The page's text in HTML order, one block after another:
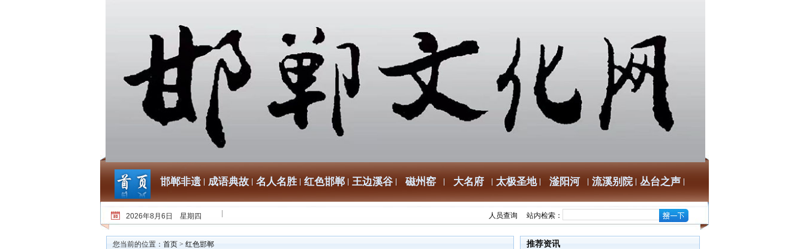
邯郸非遗 成语典故 名人名胜 红色邯郸 王边溪谷 磁州窑 大名府 太极圣地 滏阳河 流溪别院 丛台之声
2026年8月6日 星期四 人员查询 站内检索：
您当前的位置： 首页 > 红色邯郸 推荐资讯